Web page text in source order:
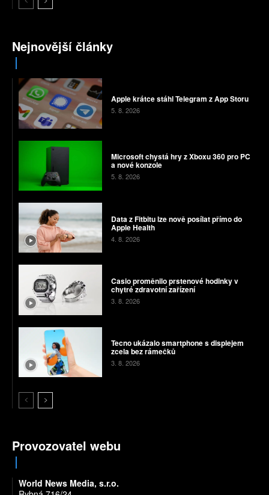
Nejnovější články
Apple krátce stáhl Telegram z App Storu
5. 8. 2026
Microsoft chystá hry z Xboxu 360 pro PC
a nové konzole
5. 8. 2026
Data z Fitbitu lze nově posílat přímo do
Apple Health
4. 8. 2026
Casio proměnilo prstenové hodinky v
chytré zdravotní zařízení
3. 8. 2026
Tecno ukázalo smartphone s displejem
zcela bez rámečků
3. 8. 2026
Provozovatel webu
World News Media, s.r.o.